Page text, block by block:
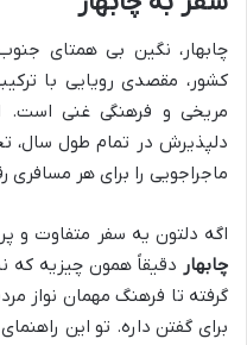
چابهار، نگین بی همتای
کشور، مقصدی رویایی با
مریخی و فرهنگی غنی است.
دلپذیرش در تمام طول سال،
ماجراجویی را برای هر مسافری
اگه دلتون یه سفر متفاوت و
چابهار دقیقاً همون چیزیه که
گرفته تا فرهنگ مهمان نواز
برای گفتن داره. تو این